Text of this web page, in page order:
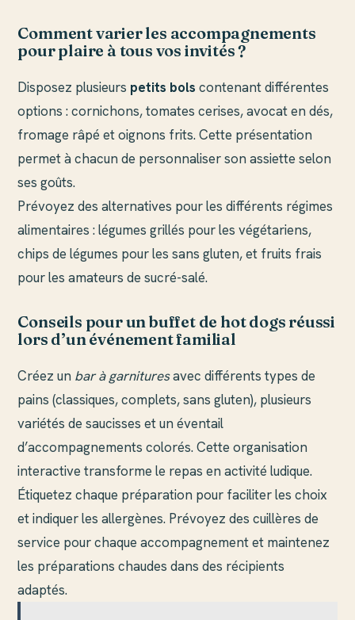
Comment varier les accompagnements
pour plaire à tous vos invités ?
Disposez plusieurs petits bols contenant différentes
options : cornichons, tomates cerises, avocat en dés,
fromage râpé et oignons frits. Cette présentation
permet à chacun de personnaliser son assiette selon
ses goûts.
Prévoyez des alternatives pour les différents régimes
alimentaires : légumes grillés pour les végétariens,
chips de légumes pour les sans gluten, et fruits frais
pour les amateurs de sucré-salé.
Conseils pour un buffet de hot dogs réussi
lors d’un événement familial
Créez un bar à garnituresavec différents types de
pains (classiques, complets, sans gluten), plusieurs
variétés de saucisses et un éventail
d’accompagnements colorés. Cette organisation
interactive transforme le repas en activité ludique.
Étiquetez chaque préparation pour faciliter les choix
et indiquer les allergènes. Prévoyez des cuillères de
service pour chaque accompagnement et maintenez
les préparations chaudes dans des récipients
adaptés.